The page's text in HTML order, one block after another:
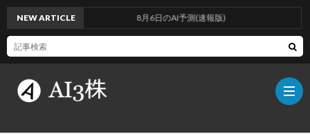
NEW ARTICLE 8月6日のAI予測(速報版)